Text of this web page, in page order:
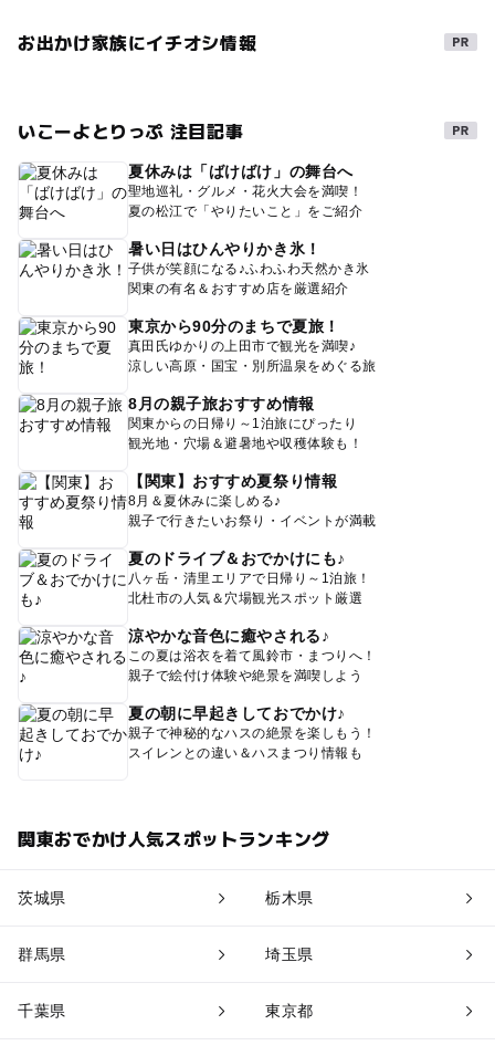
お出かけ家族にイチオシ情報
いこーよとりっぷ 注目記事
夏休みは「ばけばけ」の舞台へ
聖地巡礼・グルメ・花火大会を満喫！
夏の松江で「やりたいこと」をご紹介
暑い日はひんやりかき氷！
子供が笑顔になる♪ふわふわ天然かき氷
関東の有名＆おすすめ店を厳選紹介
東京から90分のまちで夏旅！
真田氏ゆかりの上田市で観光を満喫♪
涼しい高原・国宝・別所温泉をめぐる旅
8月の親子旅おすすめ情報
関東からの日帰り～1泊旅にぴったり
観光地・穴場＆避暑地や収穫体験も！
【関東】おすすめ夏祭り情報
8月＆夏休みに楽しめる♪
親子で行きたいお祭り・イベントが満載
夏のドライブ＆おでかけにも♪
八ヶ岳・清里エリアで日帰り～1泊旅！
北杜市の人気＆穴場観光スポット厳選
涼やかな音色に癒やされる♪
この夏は浴衣を着て風鈴市・まつりへ！
親子で絵付け体験や絶景を満喫しよう
夏の朝に早起きしておでかけ♪
親子で神秘的なハスの絶景を楽しもう！
スイレンとの違い＆ハスまつり情報も
関東おでかけ人気スポットランキング
茨城県 栃木県
群馬県 埼玉県
千葉県 東京都